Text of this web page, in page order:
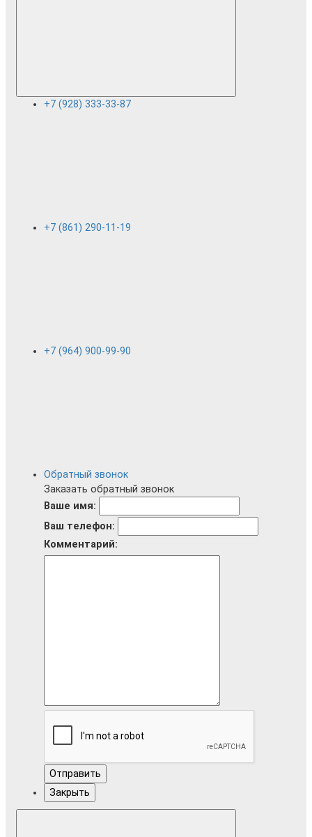
+7 (928) 333-33-87
+7 (861) 290-11-19
+7 (964) 900-99-90
Обратный звонок
Заказать обратный звонок
Ваше имя:
Ваш телефон:
Комментарий:
Отправить
Закрыть